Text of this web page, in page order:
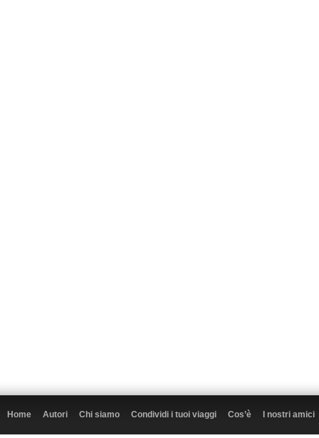
Home Autori Chi siamo Condividi i tuoi viaggi Cos’è I nostri amici